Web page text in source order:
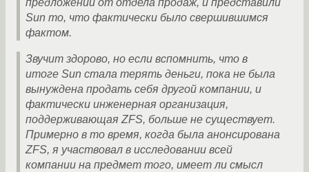
предложений от отдела продаж, и представили
Sun то, что фактически было свершившимся
фактом.
Звучит здорово, но если вспомнить, что в
итоге Sun стала терять деньги, пока не была
вынуждена продать себя другой компании, и
фактически инженерная организация,
поддерживающая ZFS, больше не существует.
Примерно в то время, когда была анонсирована
ZFS, я участвовал в исследовании всей
компании на предмет того, имеет ли смысл